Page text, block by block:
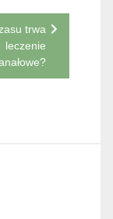
trwa
leczenie